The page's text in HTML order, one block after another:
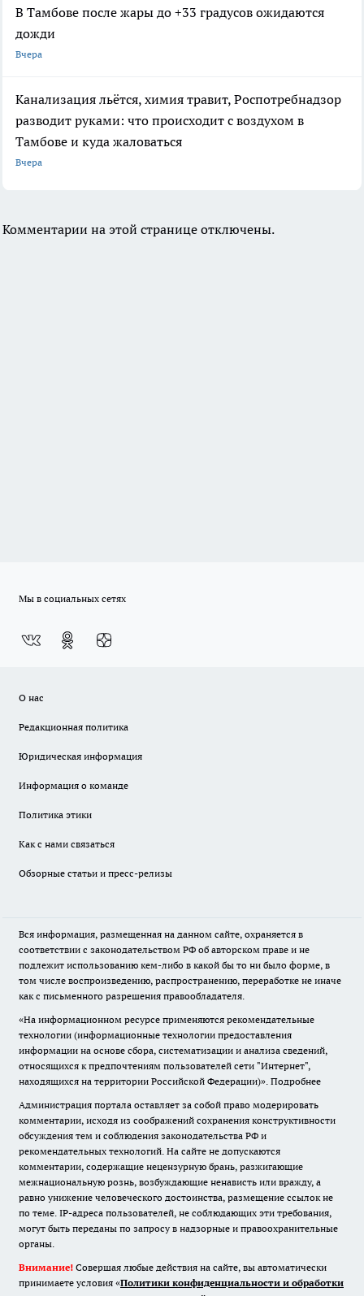
В Тамбове после жары до +33 градусов ожидаются
дожди
Вчера
Канализация льётся, химия травит, Роспотребнадзор
разводит руками: что происходит с воздухом в
Тамбове и куда жаловаться
Вчера
Комментарии на этой странице отключены.
Мы в социальных сетях
О нас
Редакционная политика
Юридическая информация
Информация о команде
Политика этики
Как с нами связаться
Обзорные статьи и пресс-релизы
Вся информация, размещенная на данном сайте, охраняется в
соответствии с законодательством РФ об авторском праве и не
подлежит использованию кем-либо в какой бы то ни было форме, в
том числе воспроизведению, распространению, переработке не иначе
как с письменного разрешения правообладателя.
«На информационном ресурсе применяются рекомендательные
технологии (информационные технологии предоставления
информации на основе сбора, систематизации и анализа сведений,
относящихся к предпочтениям пользователей сети "Интернет",
находящихся на территории Российской Федерации)». Подробнее
Администрация портала оставляет за собой право модерировать
комментарии, исходя из соображений сохранения конструктивности
обсуждения тем и соблюдения законодательства РФ и
рекомендательных технологий. На сайте не допускаются
комментарии, содержащие нецензурную брань, разжигающие
межнациональную рознь, возбуждающие ненависть или вражду, а
равно унижение человеческого достоинства, размещение ссылок не
по теме. IP-адреса пользователей, не соблюдающих эти требования,
могут быть переданы по запросу в надзорные и правоохранительные
органы.
Внимание! Совершая любые действия на сайте, вы автоматически
принимаете условия «Политики конфиденциальности и обработки